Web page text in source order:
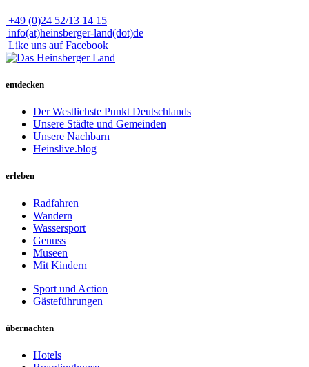
+49 (0)24 52/13 14 15
info(at)heinsberger-land(dot)de
Like uns auf Facebook
entdecken
Der Westlichste Punkt Deutschlands
Unsere Städte und Gemeinden
Unsere Nachbarn
Heinslive.blog
erleben
Radfahren
Wandern
Wassersport
Genuss
Museen
Mit Kindern
Sport und Action
Gästeführungen
übernachten
Hotels